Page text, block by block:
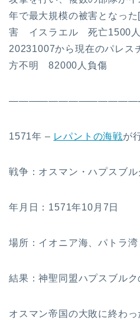
年で最大規模の被害となっ
害 イスラエル 死亡1500
20231007から現在のパレ
方不明 82000人負傷
1571年 – レパントの海戦が
戦争：オスマン・ハプスブル
年月日：1571年10月7日
場所：イオニア海、パトラ湾
結果：神聖同盟ハプスブルク
オスマン帝国の大敗に終わ